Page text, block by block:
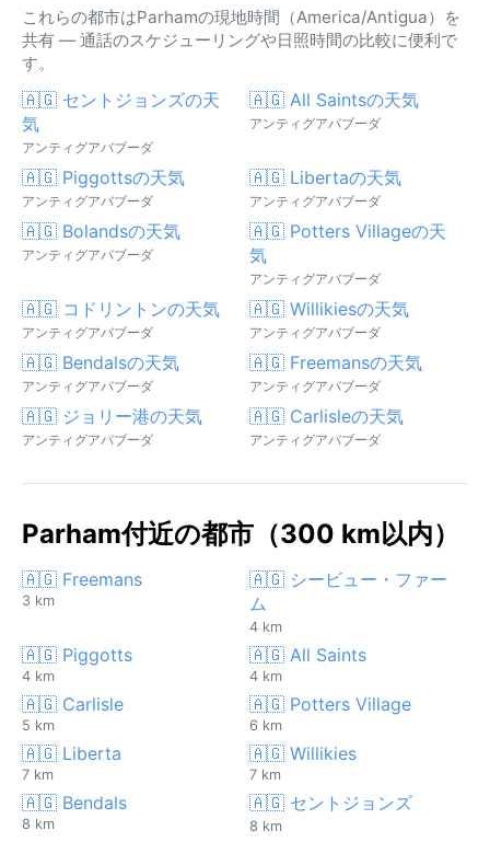
これらの都市はParhamの現地時間（America/Antigua）を
共有 — 通話のスケジューリングや日照時間の比較に便利で
す。
🇦🇬 セントジョンズの天
気
アンティグアバブーダ
🇦🇬 All Saintsの天気
アンティグアバブーダ
🇦🇬 Piggottsの天気
アンティグアバブーダ
🇦🇬 Libertaの天気
アンティグアバブーダ
🇦🇬 Bolandsの天気
アンティグアバブーダ
🇦🇬 Potters Villageの天
気
アンティグアバブーダ
🇦🇬 コドリントンの天気
アンティグアバブーダ
🇦🇬 Willikiesの天気
アンティグアバブーダ
🇦🇬 Bendalsの天気
アンティグアバブーダ
🇦🇬 Freemansの天気
アンティグアバブーダ
🇦🇬 ジョリー港の天気
アンティグアバブーダ
🇦🇬 Carlisleの天気
アンティグアバブーダ
Parham付近の都市（300 km以内）
🇦🇬 Freemans
3 km
🇦🇬 シービュー・ファー
ム
4 km
🇦🇬 Piggotts
4 km
🇦🇬 All Saints
4 km
🇦🇬 Carlisle
5 km
🇦🇬 Potters Village
6 km
🇦🇬 Liberta
7 km
🇦🇬 Willikies
7 km
🇦🇬 Bendals
8 km
🇦🇬 セントジョンズ
8 km